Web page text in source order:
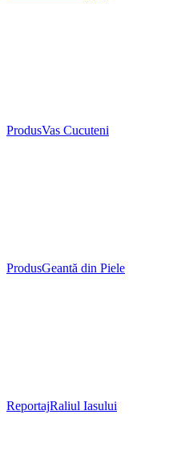
ProdusVas Cucuteni
ProdusGeantă din Piele
ReportajRaliul Iasului